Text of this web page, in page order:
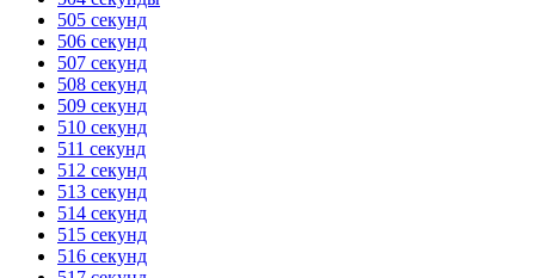
505 секунд
506 секунд
507 секунд
508 секунд
509 секунд
510 секунд
511 секунд
512 секунд
513 секунд
514 секунд
515 секунд
516 секунд